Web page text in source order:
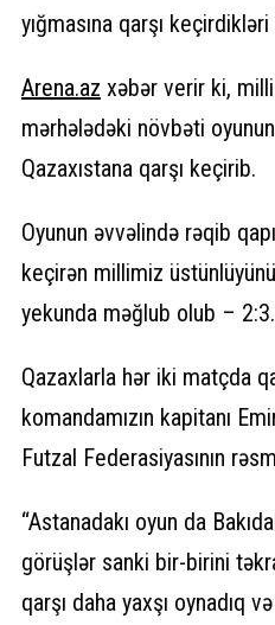
yığmasına qarşı
Arena.az xəbər verir ki,
mərhələdəki növbəti
Qazaxıstana qarşı keçirib.
Oyunun əvvəlində rəqib
keçirən millimiz
yekunda məğlub olub – 2:3.
Qazaxlarla hər iki matçda
komandamızın kapitanı
Futzal Federasiyasının
“Astanadakı oyun da
görüşlər sanki bir-birini
qarşı daha yaxşı oynadıq